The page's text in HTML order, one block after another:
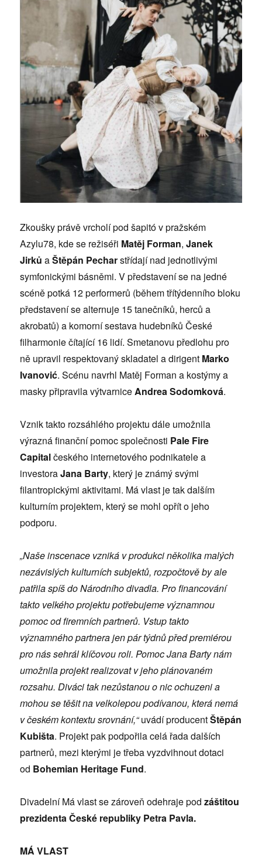
Zkoušky právě vrcholí pod šapitó v pražském
Azylu78, kde se režiséři Matěj Forman,Janek
Jirků aŠtěpán Pecharstřídají nad jednotlivými
symfonickými básněmi. V představení se na jedné
scéně potká 12 performerů (během třítýdenního bloku
představení se alternuje 15 tanečníků, herců a
akrobatů) a komorní sestava hudebníků České
filharmonie čítající 16 lidí. Smetanovu předlohu pro
ně upravil respektovaný skladatel a dirigent Marko
Ivanović. Scénu navrhl Matěj Forman a kostýmy a
masky připravila výtvarnice Andrea Sodomková.
Vznik takto rozsáhlého projektu dále umožnila
výrazná finanční pomoc společnosti Pale Fire
Capitalčeského internetového podnikatele a
investoraJana Barty, který je známý svými
filantropickými aktivitami. Má vlast je tak dalším
kulturním projektem, který se mohl opřít o jeho
podporu.
„Naše inscenace vzniká v produkci několika malých
nezávislých kulturních subjektů, rozpočtově by ale
patřila spíš do Národního divadla. Pro financování
takto velkého projektu potřebujeme významnou
pomoc od firemních partnerů. Vstup takto
významného partnera jen pár týdnů před premiérou
pro nás sehrál klíčovou roli. Pomoc Jana Barty nám
umožnila projekt realizovat v jeho plánovaném
rozsahu. Diváci tak nezůstanou o nic ochuzeni a
mohou se těšit na velkolepou podívanou, která nemá
v českém kontextu srovnání,“uvádí producentŠtěpán
Kubišta. Projekt pak podpořila celá řada dalších
partnerů, mezi kterými je třeba vyzdvihnout dotaci
od Bohemian Heritage Fund.
Divadelní Má vlast se zároveň odehraje podzáštitou
prezidenta České republiky Petra Pavla.
MÁ VLAST